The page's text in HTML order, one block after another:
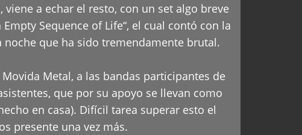
a echar el resto, con un set algo breve
Sequence of Life“, el cual contó con la
que ha sido tremendamente brutal.
Metal, a las bandas participantes de
que por su apoyo se llevan como
en casa). Difícil tarea superar esto el
presente una vez más.